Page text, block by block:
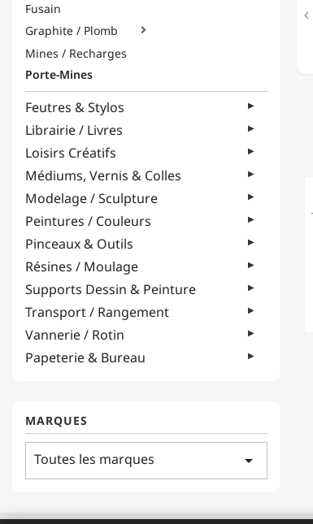
Fusain
Graphite / Plomb

Mines / Recharges
Porte-Mines
Feutres & Stylos
Librairie / Livres
Loisirs Créatifs
Médiums, Vernis & Colles
Modelage / Sculpture
Peintures / Couleurs
Pinceaux & Outils
Résines / Moulage
Supports Dessin & Peinture
Transport / Rangement
Vannerie / Rotin
Papeterie & Bureau
MARQUES
Toutes les marques arrow_drop_down
